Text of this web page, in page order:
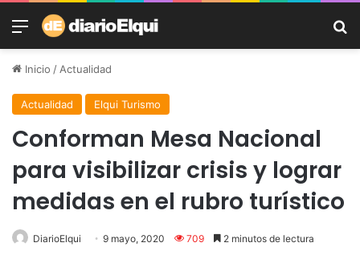
Menú
Inicio /Actualidad
Actualidad Elqui Turismo
Conforman Mesa Nacional
para visibilizar crisis y lograr
medidas en el rubro turístico
DiarioElqui 9 mayo, 2020 709 2 minutos de lectura